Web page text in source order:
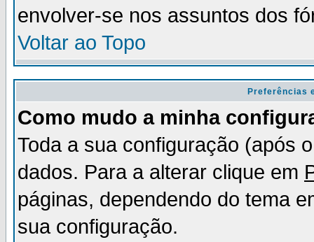
envolver-se nos assuntos dos
Voltar ao Topo
Preferências
Como mudo a minha
Toda a sua configuração (após
dados. Para a alterar clique em
páginas, dependendo do tema
sua configuração.